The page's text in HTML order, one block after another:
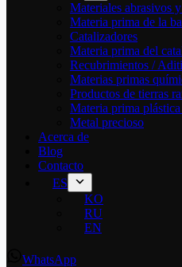
Materiales abrasivos
Materia prima de la
Catalizadores
Materia prima del
Recubrimientos /
Materias primas
Productos de tierras
Materia prima
Metal precioso
Acerca de
Blog
Contacto
ES
KO
RU
EN
WhatsApp